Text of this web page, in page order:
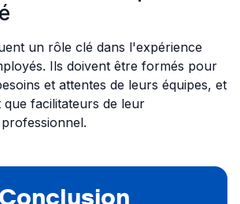
un rôle clé dans l'expérience
Ils doivent être formés pour
et attentes de leurs équipes, et
facilitateurs de leur
Conclusion